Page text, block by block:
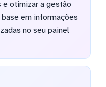
otimizar a gestão
em informações
no seu painel